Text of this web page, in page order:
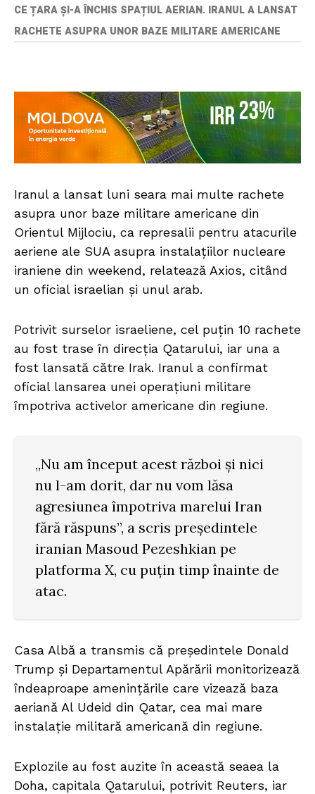
CE ȚARA ȘI-A ÎNCHIS SPAȚIUL AERIAN. IRANUL A LANSAT
RACHETE ASUPRA UNOR BAZE MILITARE AMERICANE
Iranul a lansat luni seara mai multe rachete
asupra unor baze militare americane din
Orientul Mijlociu, ca represalii pentru atacurile
aeriene ale SUA asupra instalațiilor nucleare
iraniene din weekend, relatează Axios, citând
un oficial israelian și unul arab.
Potrivit surselor israeliene, cel puțin 10 rachete
au fost trase în direcția Qatarului, iar una a
fost lansată către Irak. Iranul a confirmat
oficial lansarea unei operațiuni militare
împotriva activelor americane din regiune.
„Nu am început acest război și nici
nu l-am dorit, dar nu vom lăsa
agresiunea împotriva marelui Iran
fără răspuns”, a scris președintele
iranian Masoud Pezeshkian pe
platforma X, cu puțin timp înainte de
atac.
Casa Albă a transmis că președintele Donald
Trump și Departamentul Apărării monitorizează
îndeaproape amenințările care vizează baza
aeriană Al Udeid din Qatar, cea mai mare
instalație militară americană din regiune.
Explozile au fost auzite în această seaea la
Doha, capitala Qatarului, potrivit Reuters, iar